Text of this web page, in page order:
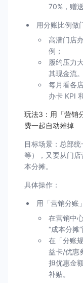
70%，赠
用分账比例做
高潜门店
例；
履约压力
其现金流。
每月看各
办卡 KPI
玩法3：用「营销
费一起自动摊掉
目标场景：总部
等），又要从门
本分摊。
具体操作：
用「营销分账
在营销中
“成本分摊
在「分账
益卡/优惠
担优惠金
补贴。